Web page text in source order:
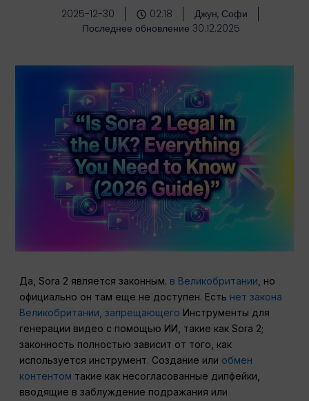
2025-12-30 02:18
Джун, Софи
Последнее обновление 30.12.2025
Да, Sora 2 является законным. в Великобритании , но
официально он там еще не доступен. Есть нет закона
Великобритании, запрещающего Инструменты для
генерации видео с помощью ИИ, такие как Sora 2;
законность полностью зависит от того, как
используется инструмент. Создание или обмен
контентом такие как несогласованные дипфейки,
вводящие в заблуждение подражания или